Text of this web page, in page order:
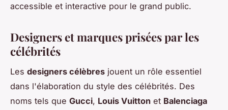
accessible et interactive pour le grand public.
Designers et marques prisées par les
célébrités
Les designers célèbres jouent un rôle essentiel
dans l'élaboration du style des célébrités. Des
noms tels que Gucci, Louis Vuitton et Balenciaga